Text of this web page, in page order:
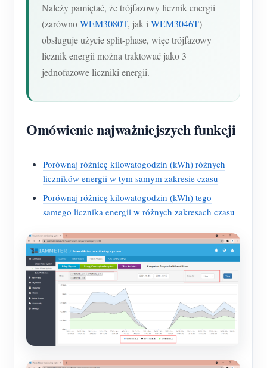
Należy pamiętać, że trójfazowy licznik energii
(zarównoWEM3080T, jak i WEM3046T)
obsługuje użycie split-phase, więc trójfazowy
licznik energii można traktować jako 3
jednofazowe liczniki energii.
Omówienie najważniejszych funkcji
Porównaj różnicę kilowatogodzin (kWh) różnych
liczników energii w tym samym zakresie czasu
Porównaj różnicę kilowatogodzin (kWh) tego
samego licznika energii w różnych zakresach czasu